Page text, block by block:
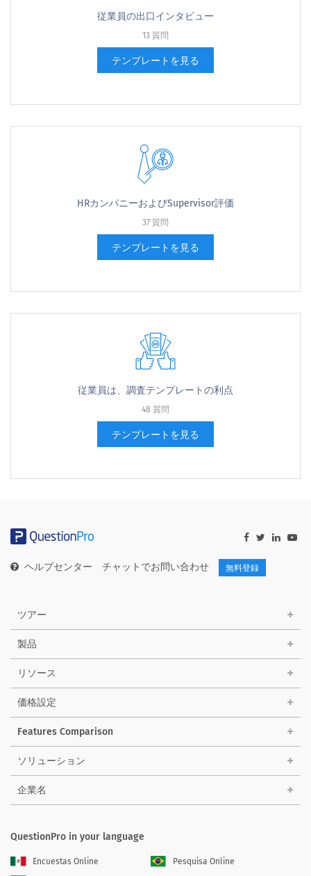
従業員の出口インタビュー
13 質問
テンプレートを見る
HRカンパニーおよびSupervisor評価
37 質問
テンプレートを見る
従業員は、調査テンプレートの利点
48 質問
テンプレートを見る
ヘルプセンター チャットでお問い合わせ 無料登録
ツアー
製品
リソース
価格設定
Features Comparison
ソリューション
企業名
QuestionPro in your language
Encuestas Online
Pesquisa Online